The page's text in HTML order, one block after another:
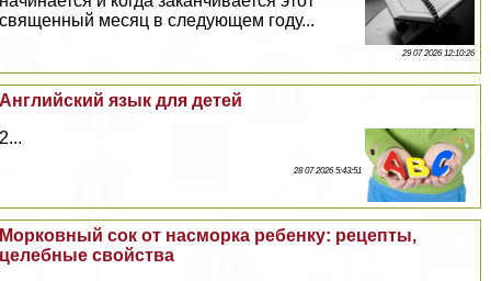
священный месяц в следующем году...
29 07 2026 12:10:26
Английский язык для детей
2...
28 07 2026 5:43:51
Морковный сок от насморка ребенку: рецепты,
целебные свойства